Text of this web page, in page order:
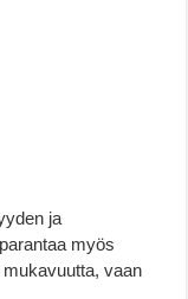
ja
myös
vaan